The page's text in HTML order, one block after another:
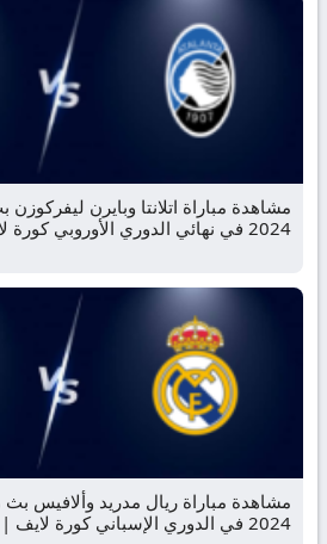
2024 في نهائي الدوري الأوروبي كورة لايف | Kora Live
2024 في الدوري الإسباني كورة لايف | Kora Live